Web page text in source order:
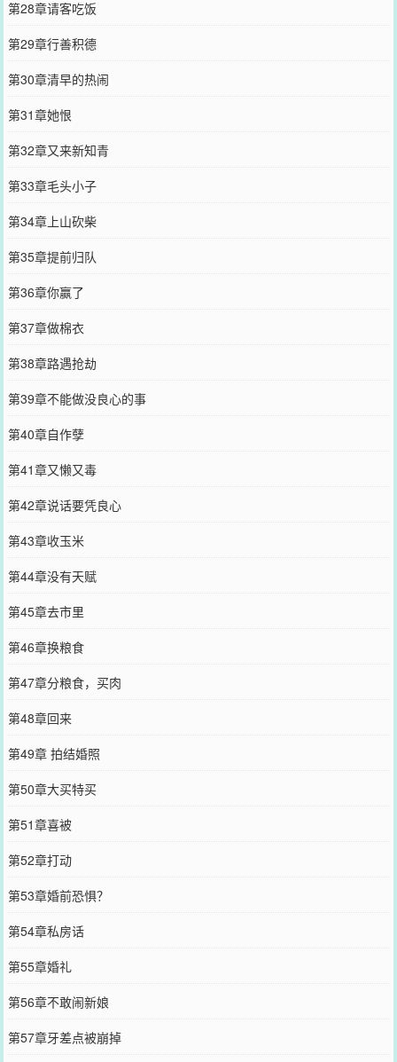
第28章请客吃饭
第29章行善积德
第30章清早的热闹
第31章她恨
第32章又来新知青
第33章毛头小子
第34章上山砍柴
第35章提前归队
第36章你赢了
第37章做棉衣
第38章路遇抢劫
第39章不能做没良心的事
第40章自作孽
第41章又懒又毒
第42章说话要凭良心
第43章收玉米
第44章没有天赋
第45章去市里
第46章换粮食
第47章分粮食，买肉
第48章回来
第49章 拍结婚照
第50章大买特买
第51章喜被
第52章打动
第53章婚前恐惧？
第54章私房话
第55章婚礼
第56章不敢闹新娘
第57章牙差点被崩掉